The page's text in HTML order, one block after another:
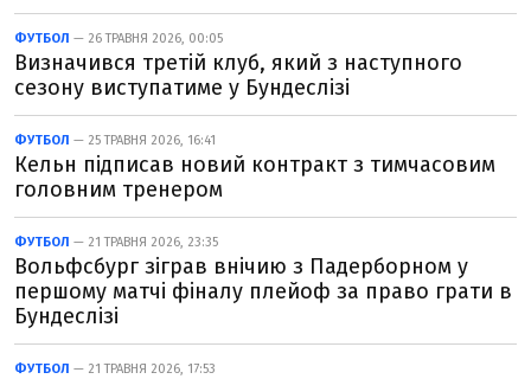
ФУТБОЛ — 26 ТРАВНЯ 2026, 00:05
Визначився третій клуб, який з наступного
сезону виступатиме у Бундеслізі
ФУТБОЛ — 25 ТРАВНЯ 2026, 16:41
Кельн підписав новий контракт з тимчасовим
головним тренером
ФУТБОЛ — 21 ТРАВНЯ 2026, 23:35
Вольфсбург зіграв внічию з Падерборном у
першому матчі фіналу плейоф за право грати в
Бундеслізі
ФУТБОЛ — 21 ТРАВНЯ 2026, 17:53